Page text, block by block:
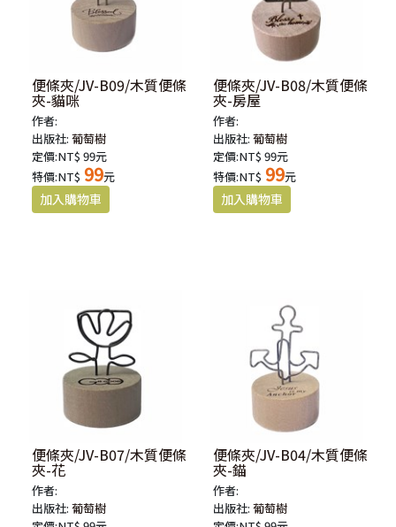
便條夾/JV-B09/木質便條
夾-貓咪
作者:
出版社:葡萄樹
定價:NT$ 99元
特價:NT$ 99元
便條夾/JV-B08/木質便條
夾-房屋
作者:
出版社:葡萄樹
定價:NT$ 99元
特價:NT$ 99元
便條夾/JV-B07/木質便條
夾-花
作者:
出版社:葡萄樹
便條夾/JV-B04/木質便條
夾-錨
作者:
出版社:葡萄樹